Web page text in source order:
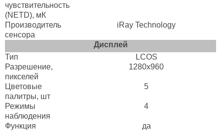
чувствительность
(NETD), мК
Производитель
сенсора
iRay Technology
Дисплей
Тип
LCOS
Разрешение,
пикселей
1280х960
Цветовые
палитры, шт
5
Режимы
наблюдения
4
Функция
да